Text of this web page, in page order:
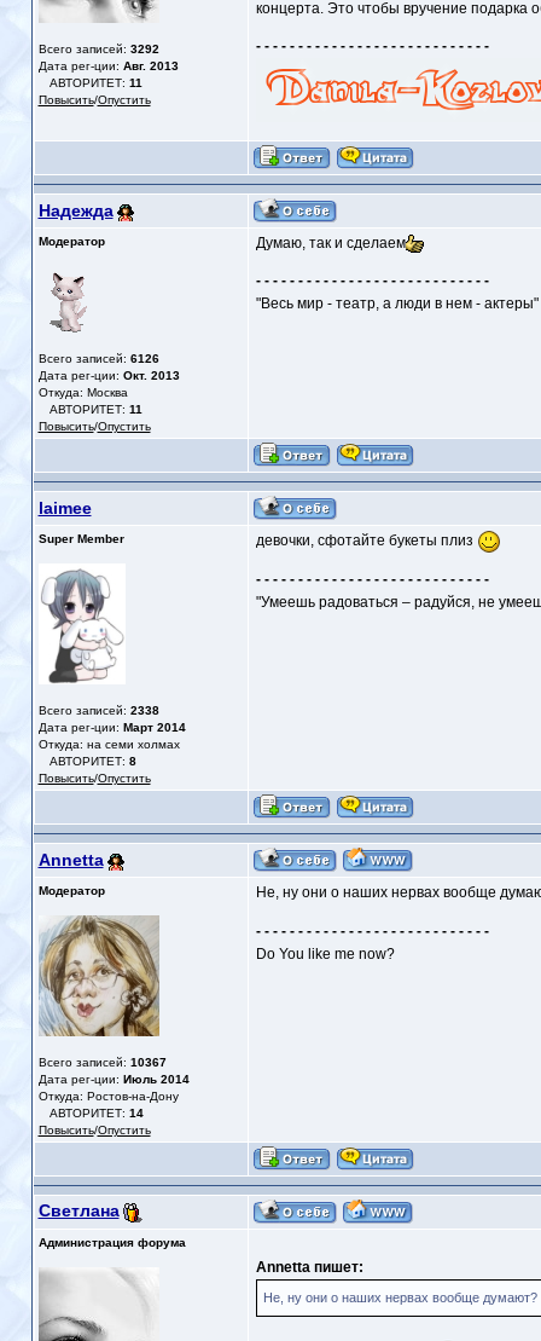
Всего записей: 3292
Дата рег-ции: Авг. 2013
АВТОРИТЕТ: 11
Повысить/Опустить
концерта. Это чтобы вручение подарка
- - - - - - - - - - - - - - - - - - - - - - - - - - - -
Надежда
Модератор
Всего записей: 6126
Дата рег-ции: Окт. 2013
Откуда: Москва
АВТОРИТЕТ: 11
Повысить/Опустить
Думаю, так и сделаем
- - - - - - - - - - - - - - - - - - - - - - - - - - - -
"Весь мир - театр, а люди в нем - актеры"
laimee
Super Member
Всего записей: 2338
Дата рег-ции: Март 2014
Откуда: на семи холмах
АВТОРИТЕТ: 8
Повысить/Опустить
девочки, сфотайте букеты плиз
- - - - - - - - - - - - - - - - - - - - - - - - - - - -
"Умеешь радоваться – радуйся, не
Annetta
Модератор
Всего записей: 10367
Дата рег-ции: Июль 2014
Откуда: Ростов-на-Дону
АВТОРИТЕТ: 14
Повысить/Опустить
Не, ну они о наших нервах вообще
- - - - - - - - - - - - - - - - - - - - - - - - - - - -
Do You like me now?
Светлана
Администрация форума
Annetta пишет:
Не, ну они о наших нервах вообще думают?